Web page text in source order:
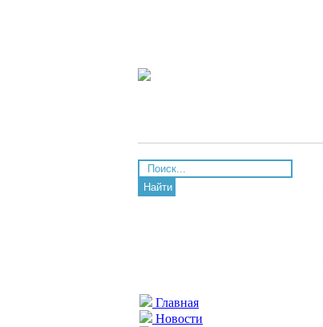
Найти
Главная
Новости